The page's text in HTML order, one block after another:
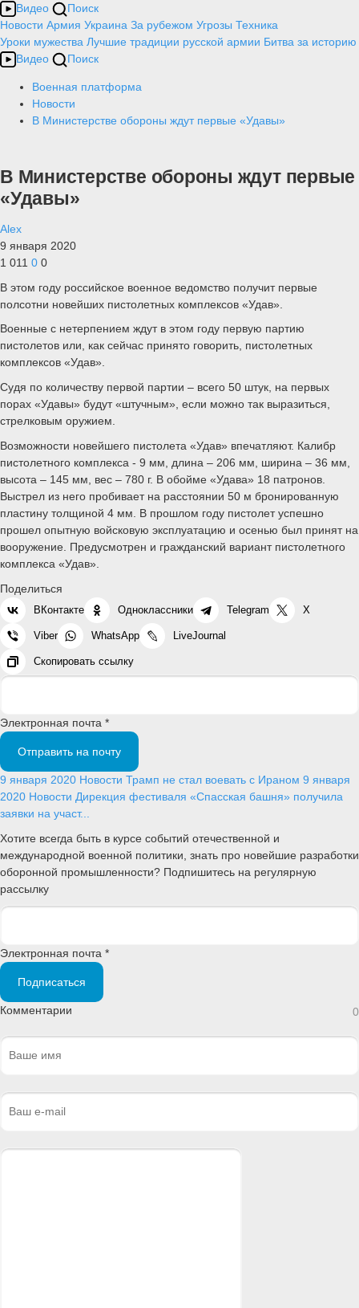
Видео
Поиск
Новости Армия Украина За рубежом Угрозы Техника
Уроки мужества Лучшие традиции русской армии Битва за историю
Видео
Поиск
Военная платформа
Новости
В Министерстве обороны ждут первые «Удавы»
В Министерстве обороны ждут первые
«Удавы»
Alex
9 января 2020
1 011 0 0
В этом году российское военное ведомство получит первые
полсотни новейших пистолетных комплексов «Удав».
Военные с нетерпением ждут в этом году первую партию
пистолетов или, как сейчас принято говорить, пистолетных
комплексов «Удав».
Судя по количеству первой партии – всего 50 штук, на первых
порах «Удавы» будут «штучным», если можно так выразиться,
стрелковым оружием.
Возможности новейшего пистолета «Удав» впечатляют. Калибр
пистолетного комплекса - 9 мм, длина – 206 мм, ширина – 36 мм,
высота – 145 мм, вес – 780 г. В обойме «Удава» 18 патронов.
Выстрел из него пробивает на расстоянии 50 м бронированную
пластину толщиной 4 мм. В прошлом году пистолет успешно
прошел опытную войсковую эксплуатацию и осенью был принят на
вооружение. Предусмотрен и гражданский вариант пистолетного
комплекса «Удав».
Поделиться
ВКонтакте Одноклассники Telegram X
Viber WhatsApp LiveJournal
Скопировать ссылку
Электронная почта *
Отправить на почту
9 января 2020 Новости Трамп не стал воевать с Ираном 9 января
2020 Новости Дирекция фестиваля «Спасская башня» получила
заявки на участ...
Хотите всегда быть в курсе событий отечественной и
международной военной политики, знать про новейшие разработки
оборонной промышленности? Подпишитесь на регулярную
рассылку
Электронная почта *
Подписаться
Комментарии 0